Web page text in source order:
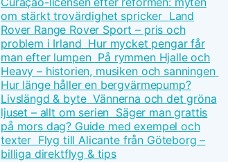
om stärkt trovärdighet spricker Land
Rover Range Rover Sport – pris och
problem i Irland Hur mycket pengar får
man efter lumpen På rymmen Hjalle och
Heavy – historien, musiken och sanningen
Hur länge håller en bergvärmepump?
Livslängd & byte Vännerna och det gröna
ljuset – allt om serien Säger man grattis
på mors dag? Guide med exempel och
texter Flyg till Alicante från Göteborg –
billiga direktflyg & tips